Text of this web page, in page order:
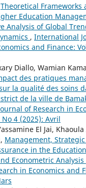
Theoretical Frameworks
Education
Analysis of Global
, International
and Finance:
Diallo, Wamian
des pratiques
la qualité des soins
de la ville de
of Research in
No 4 (2025): Avril
El Jai,
Management,
in the
Econometric Analysis
in Economics and